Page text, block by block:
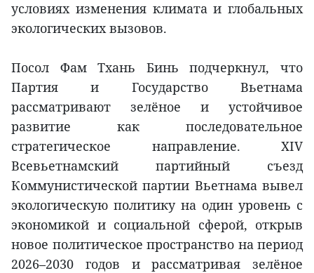
условиях изменения климата и глобальных
экологических вызовов.
Посол Фам Тхань Бинь подчеркнул, что
Партия и Государство Вьетнама
рассматривают зелёное и устойчивое
развитие как последовательное
стратегическое направление. XIV
Всевьетнамский партийный съезд
Коммунистической партии Вьетнама вывел
экологическую политику на один уровень с
экономикой и социальной сферой, открыв
новое политическое пространство на период
2026–2030 годов и рассматривая зелёное